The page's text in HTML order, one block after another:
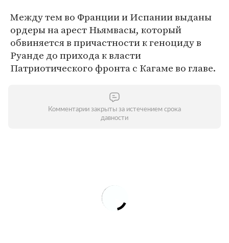
Между тем во Франции и Испании выданы
ордеры на арест Ньямвасы, который
обвиняется в причастности к геноциду в
Руанде до прихода к власти
Патриотического фронта с Кагаме во главе.
Комментарии закрыты за истечением срока
давности